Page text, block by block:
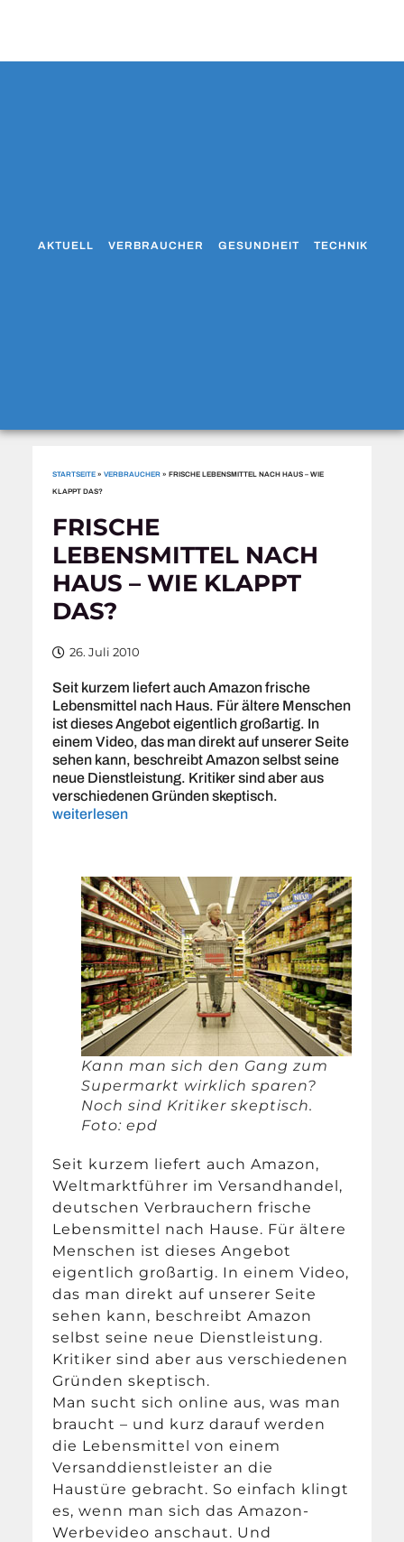
AKTUELL VERBRAUCHER GESUNDHEIT TECHNIK
STARTSEITE »VERBRAUCHER »FRISCHE LEBENSMITTEL NACH HAUS – WIE
KLAPPT DAS?
FRISCHE
LEBENSMITTEL NACH
HAUS – WIE KLAPPT
DAS?
26. Juli 2010
Seit kurzem liefert auch Amazon frische
Lebensmittel nach Haus. Für ältere Menschen
ist dieses Angebot eigentlich großartig. In
einem Video, das man direkt auf unserer Seite
sehen kann, beschreibt Amazon selbst seine
neue Dienstleistung. Kritiker sind aber aus
verschiedenen Gründen skeptisch.
weiterlesen
Kann man sich den Gang zum
Supermarkt wirklich sparen?
Noch sind Kritiker skeptisch.
Foto: epd
Seit kurzem liefert auch Amazon,
Weltmarktführer im Versandhandel,
deutschen Verbrauchern frische
Lebensmittel nach Hause. Für ältere
Menschen ist dieses Angebot
eigentlich großartig. In einem Video,
das man direkt auf unserer Seite
sehen kann, beschreibt Amazon
selbst seine neue Dienstleistung.
Kritiker sind aber aus verschiedenen
Gründen skeptisch.
Man sucht sich online aus, was man
braucht – und kurz darauf werden
die Lebensmittel von einem
Versanddienstleister an die
Haustüre gebracht. So einfach klingt
es, wenn man sich das Amazon-
Werbevideo anschaut. Und